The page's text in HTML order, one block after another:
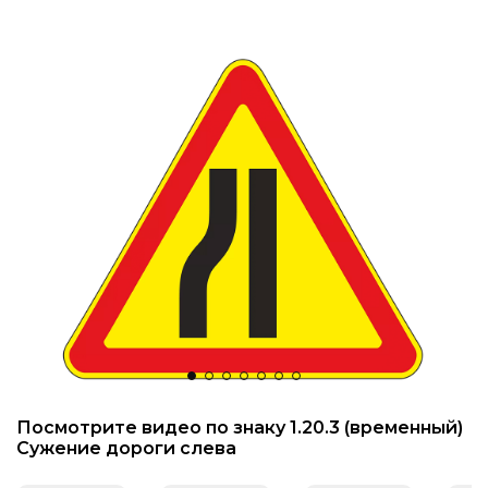
Светодиодные дорожные знаки
Дорожные знаки с внутренней подсветкой
Заградительные светодиодные знаки
Передвижные заградительные знаки
Опоры дорожных знаков (Стойки)
Крепления для дорожных знаков (Хомуты)
Светодиодные знаки на солнечной
Посмотрите видео по знаку 1.20.3 (временный)
Сужение дороги слева